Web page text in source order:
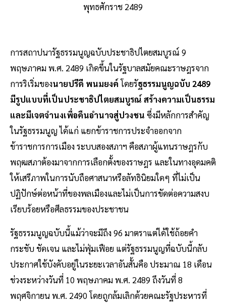
พุทธศักราช 2489
การสถาปนารัฐธรรมนูญฉบับประชาธิปไตยสมบูรณ์ 9
พฤษภาคม พ.ศ. 2489 เกิดขึ้นในรัฐบาลสมัยคณะราษฎรจาก
การริเริ่มของนายปรีดี พนมยงค์โดยรัฐธรรมนูญฉบับ 2489
มีรูปแบบที่เป็นประชาธิปไตยสมบูรณ์ สร้างความเป็นธรรม
และมีเจตจำนงเพื่อคืนอำนาจสู่ปวงชน ซึ่งมีหลักการสำคัญ
ในรัฐธรรมนูญ ได้แก่ แยกข้าราชการประจำออกจาก
ข้าราชการการเมือง ระบบสองสภาฯ คือสภาผู้แทนราษฎรกับ
พฤฒสภาต้องมาจากการเลือกตั้งของราษฎร และในทางอุดมคติ
ให้เสรีภาพในการนับถือศาสนาหรือลัทธินิยมใดๆ ที่ไม่เป็น
ปฏิปักษ์ต่อหน้าที่ของพลเมืองและไม่เป็นการขัดต่อความสงบ
เรียบร้อยหรือศีลธรรมของประชาชน
รัฐธรรมนูญฉบับนี้แม้ว่าจะมีถึง 96 มาตราแต่ได้ใช้ถ้อยคำ
กระชับ ชัดเจน และไม่ฟุ่มเฟือย แต่รัฐธรรมนูญที่ฉบับนี้กลับ
ประกาศใช้บังคับอยู่ในระยะเวลาอันสั้นคือ ประมาณ 18 เดือน
ช่วงระหว่างวันที่ 10 พฤษภาคม พ.ศ. 2489 ถึงวันที่ 8
พฤศจิกายน พ.ศ. 2490 โดยถูกล้มเลิกด้วยคณะรัฐประหารที่